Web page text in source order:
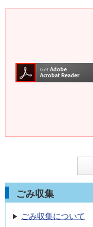
ごみ収集
ごみ収集について